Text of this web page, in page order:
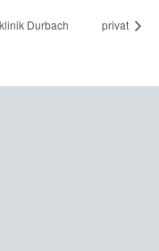
Durbach privat